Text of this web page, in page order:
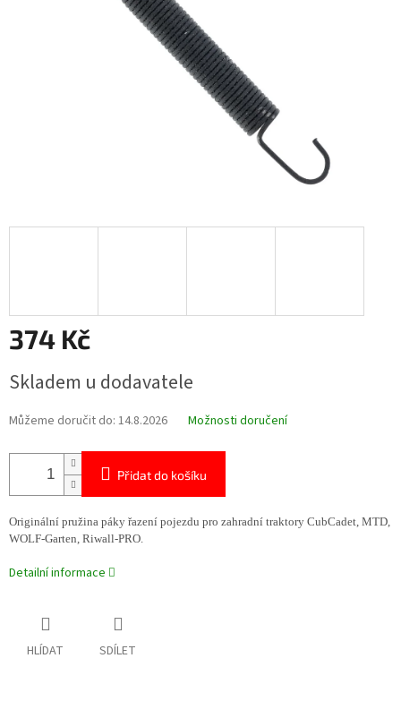
374 Kč
cena:
Skladem u dodavatele
Můžeme doručit do: 14.8.2026 Možnosti doručení
Přidat do košíku
Originální pružina páky řazení pojezdu pro zahradní traktory CubCadet, MTD,
WOLF-Garten, Riwall-PRO.
Detailní informace
HLÍDAT SDÍLET